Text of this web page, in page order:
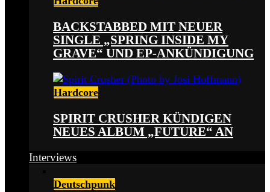
BACKSTABBED MIT NEUER
SINGLE „SPRING INSIDE MY
GRAVE“ UND EP-ANKÜNDIGUNG
Hardcore
SPIRIT CRUSHER KÜNDIGEN
NEUES ALBUM „FUTURE“ AN
Interviews
Deutschpunk